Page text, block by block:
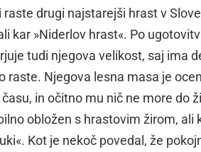
drugi najstarejši hrast v
kar »Niderlov hrast«. Po
tudi njegova velikost, saj ima
raste. Njegova lesna masa je
in očitno mu nič ne more do
obložen s hrastovim žirom, ali
Kot je nekoč povedal, že